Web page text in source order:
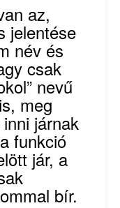
az,
jelentése
név és
csak
nevű
meg
járnak
funkció
jár, a
bír.